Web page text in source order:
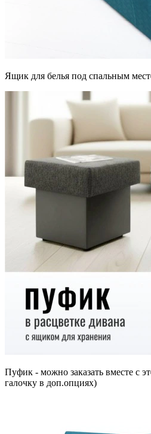
Ящик для белья под спальным
Пуфик - можно заказать вместе с
галочку в доп.опциях)